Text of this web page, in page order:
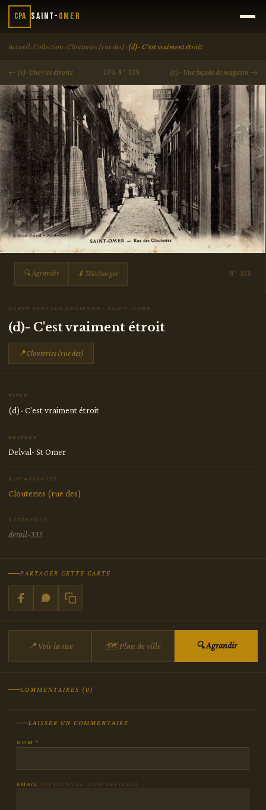
CPA Saint- Omer
Accueil›Collection ›Clouteries (rue des) ›(d)- C'est vraiment étroit
← (e)-Une rue étroite CPA N° 335 (c)- Une façade de magasin →
🔍 Agrandir ⬇ Télécharger N° 335
CARTE POSTALE ANCIENNE · SAINT-OMER
(d)- C'est vraiment étroit
📍Clouteries (rue des)
TITRE
(d)- C'est vraiment étroit
ÉDITEUR
Delval- St Omer
RUE ASSOCIÉE
Clouteries (rue des)
RÉFÉRENCE
detail-335
PARTAGER CETTE CARTE
📍 Voir la rue 🗺 Plan de ville 🔍 Agrandir
COMMENTAIRES (0)
LAISSER UN COMMENTAIRE
NOM *
EMAIL (OPTIONNEL, NON AFFICHÉ)